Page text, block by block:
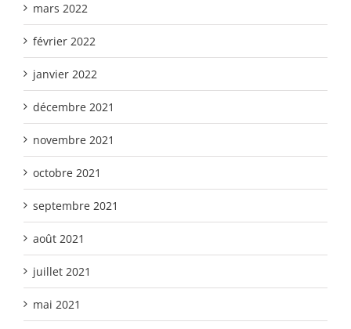
mars 2022
février 2022
janvier 2022
décembre 2021
novembre 2021
octobre 2021
septembre 2021
août 2021
juillet 2021
mai 2021